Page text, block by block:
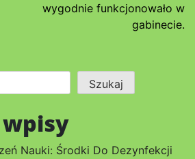
wygodnie funkcjonowało w
gabinecie.
Szukaj
Nauki: Środki Do Dezynfekcji